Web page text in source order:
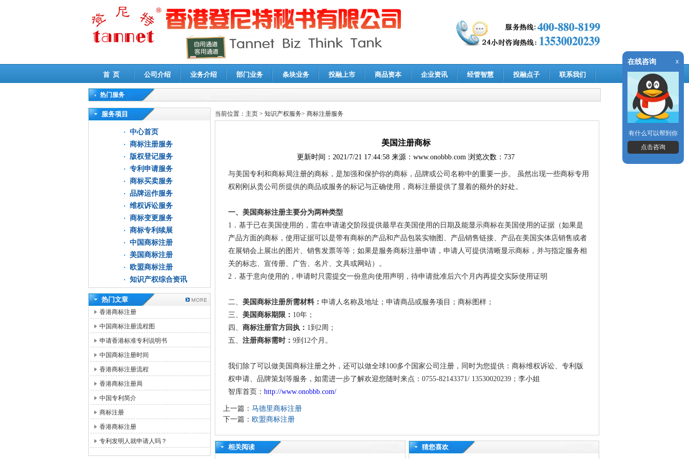
首 页 公司介绍 业务介绍 部门业务 条块业务 投融上市 商品资本 企业资讯 经管智慧 投融点子 联系我们
热门服务
高新技术企业认定审计|企业所得税汇算清缴申报鉴证
服务项目
中心首页
商标注册服务
版权登记服务
专利申请服务
商标买卖服务
品牌运作服务
维权诉讼服务
商标变更服务
商标专利续展
中国商标注册
美国商标注册
欧盟商标注册
知识产权综合资讯
热门文章
香港商标注册
中国商标注册流程图
申请香港标准专利说明书
中国商标注册时间
香港商标注册流程
香港商标注册局
中国专利简介
商标注册
香港商标注册
专利发明人就申请人吗？
当前位置： 主页 > 知识产权服务> 商标注册服务
美国注册商标
更新时间： 2021/7/21 17:44:58 来源： www.onobbb.com 浏览次数：737
与美国专利和商标局注册的商标，是加强和保护你的商标，品牌或公司名称中的重要一步。
虽然出现一些商标专用
权刚刚从贵公司所提供的商品或服务的标记与正确使用，商标注册提供了显着的额外的好处。
一、美国商标注册主要分为两种类型
1．基于已在美国使用的，需在申请递交阶段提供最早在美国使用的日期及能显示商标在美国使用的证据（如果是
产品方面的商标，使用证据可以是带有商标的产品和产品包装实物图、产品销售链接、产品在美国实体店销售或者
在展销会上展出的图片、销售发票等等；如果是服务商标注册申请，申请人可提供清晰显示商标，并与指定服务相
关的标志、宣传册、广告、名片、文具或网站）。
2．基于意向使用的，申请时只需提交一份意向使用声明，待申请批准后六个月内再提交实际使用证明
二、 美国商标注册所需材料： 申请人名称及地址；申请商品或服务项目；商标图样；
三、 美国商标期限： 10年；
四、 商标注册官方回执： 1到 2周；
五、 注册商标需时： 9到 12个月。
我们除了可以做美国商标注册之外，还可以做全球100多个国家公司注册，同时为您提供：商标维权诉讼、专利版
权申请、品牌策划等服务，如需进一步了解欢迎您随时来点：0755-82143371/ 13530020239；李小姐
智库首页： http://www.onobbb.com/
上一篇： 马德里商标注册
下一篇： 欧盟商标注册
相关阅读 猜您喜欢
在线咨询 x
有什么可以帮到你
点击咨询